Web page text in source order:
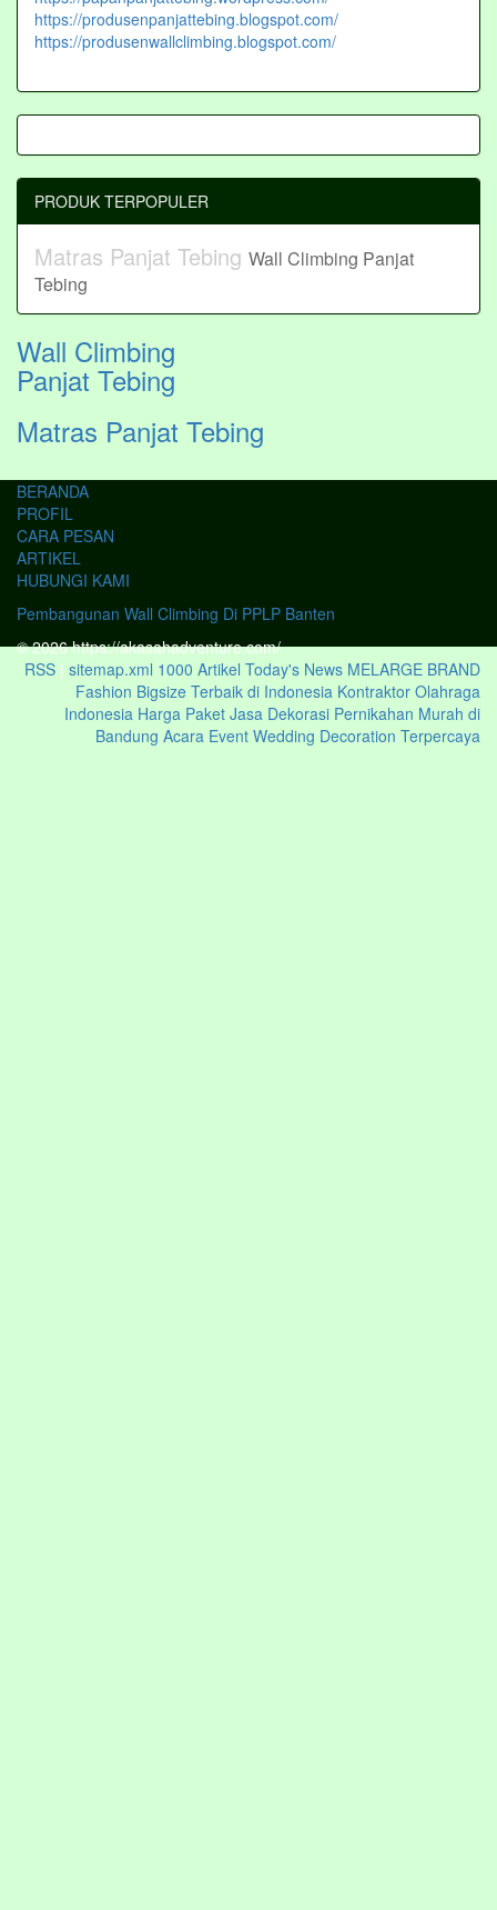
https://produsenpanjattebing.blogspot.com/
https://produsenwallclimbing.blogspot.com/
PRODUK TERPOPULER
Matras Panjat Tebing Wall Climbing Panjat
Tebing
Wall Climbing
Panjat Tebing
Matras Panjat Tebing
BERANDA
PROFIL
CARA PESAN
ARTIKEL
HUBUNGI KAMI
Pembangunan Wall Climbing Di PPLP Banten
© 2026 https://akasahadventure.com/
RSS | sitemap.xml 1000 Artikel Today's News MELARGE BRAND
Fashion Bigsize Terbaik di Indonesia Kontraktor Olahraga
Indonesia Harga Paket Jasa Dekorasi Pernikahan Murah di
Bandung Acara Event Wedding Decoration Terpercaya